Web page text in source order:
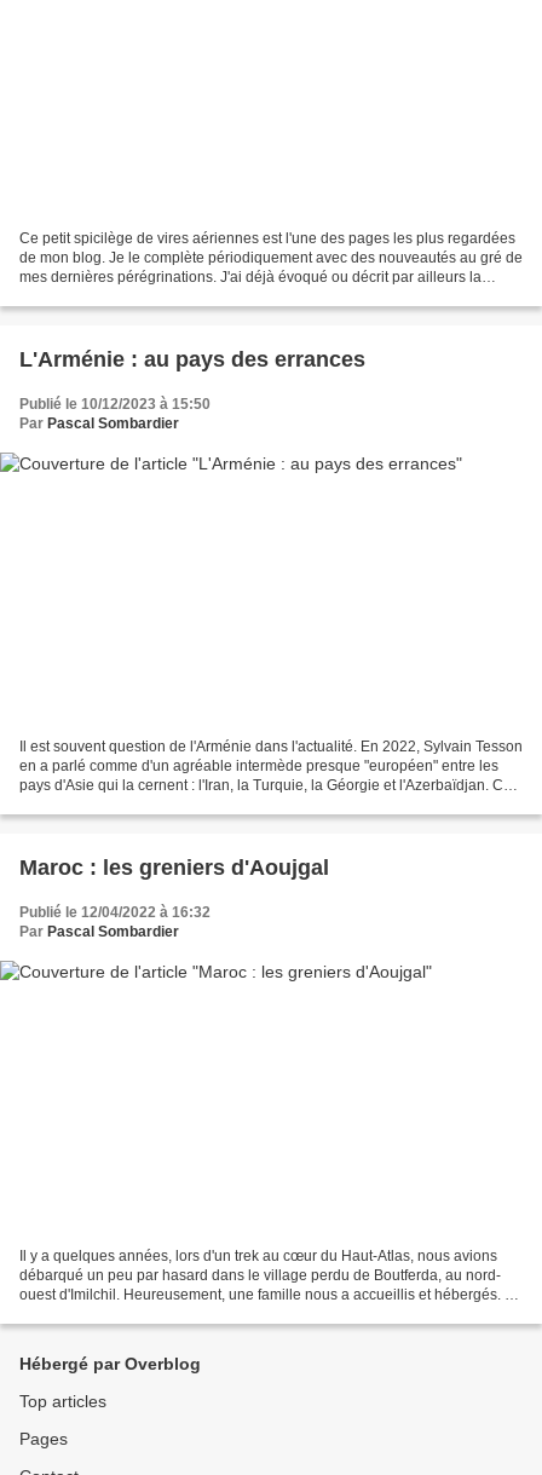
Ce petit spicilège de vires aériennes est l'une des pages les plus regardées
de mon blog. Je le complète périodiquement avec des nouveautés au gré de
mes dernières pérégrinations. J'ai déjà évoqué ou décrit par ailleurs la
L'Arménie : au pays des errances
Publié le 10/12/2023 à 15:50
Par Pascal Sombardier
Il est souvent question de l'Arménie dans l'actualité. En 2022, Sylvain Tesson
en a parlé comme d'un agréable intermède presque "européen" entre les
pays d'Asie qui la cernent : l'Iran, la Turquie, la Géorgie et l'Azerbaïdjan. Ce
Maroc : les greniers d'Aoujgal
Publié le 12/04/2022 à 16:32
Par Pascal Sombardier
Il y a quelques années, lors d'un trek au cœur du Haut-Atlas, nous avions
débarqué un peu par hasard dans le village perdu de Boutferda, au nord-
ouest d'Imilchil. Heureusement, une famille nous a accueillis et hébergés. Le
Hébergé par Overblog
Top articles
Pages